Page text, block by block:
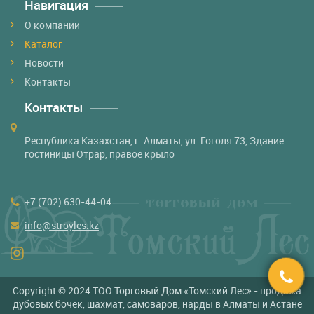
Навигация
О компании
Каталог
Новости
Контакты
Контакты
Республика Казахстан, г. Алматы, ул. Гоголя 73, Здание
гостиницы Отрар, правое крыло
+7 (702) 630-44-04
info@stroyles.kz
Copyright © 2024 ТОО Торговый Дом «Томский Лес» - продажа
дубовых бочек, шахмат, самоваров, нарды в Алматы и Астане